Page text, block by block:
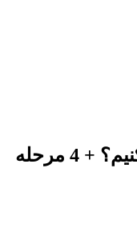
چگونه بوم نقاشی را سفید کنیم؟ + 4 مرحله